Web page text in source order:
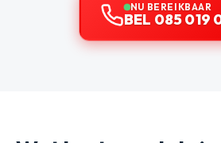
NU BEREIKBAAR
BEL 085 019